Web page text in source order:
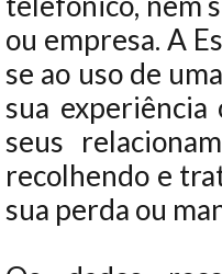
ou empresa. A
se ao uso de
sua
seus
recolhendo e
sua perda ou